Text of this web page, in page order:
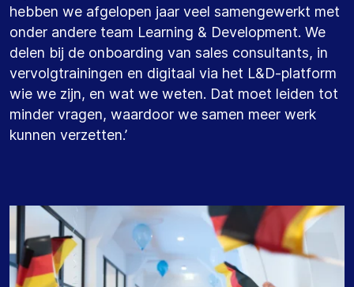
hebben we afgelopen jaar veel samengewerkt met
onder andere team Learning & Development. We
delen bij de onboarding van sales consultants, in
vervolgtrainingen en digitaal via het L&D-platform
wie we zijn, en wat we weten. Dat moet leiden tot
minder vragen, waardoor we samen meer werk
kunnen verzetten.’